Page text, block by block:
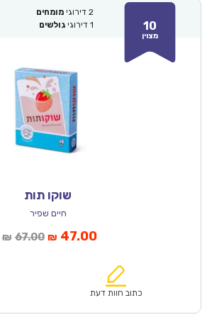
10
מצוין
2 דירוגי מומחים
1 דירוגי גולשים
שוקו תות
חיים שפיר
₪ 67.00המחיר
₪67.00.
₪ 47.00המחיר
הוא:
כתוב חוות דעת